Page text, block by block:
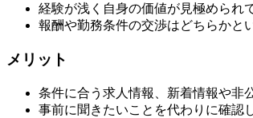
経験が浅く自身の価値が見極められ
報酬や勤務条件の交渉はどちらかと
メリット
条件に合う求人情報、新着情報や非
事前に聞きたいことを代わりに確認